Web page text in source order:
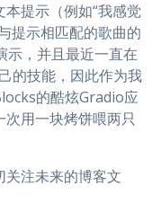
提示（例如“我感觉
提示相匹配的歌曲的
示，并且最近一直在
的技能，因此作为我
的酷炫Gradio应
用一块烤饼喂两只
注未来的博客文